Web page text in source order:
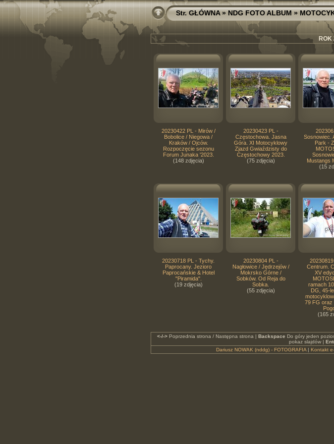
Str. GŁÓWNA»NDG FOTO ALBUM»
ROK
20230422 PL - Mirów /
Bobolice / Niegowa /
Kraków / Ojców.
Rozpoczęcie sezonu
Forum Junaka '2023.
(148 zdjęcia)
20230423 PL -
Częstochowa. Jasna
Góra. XI Motocyklowy
Zjazd Gwiaździsty do
Częstochowy 2023.
(75 zdjęcia)
Sosnowiec.
Park -
Mustangs
(15
20230718 PL - Tychy.
Paprocany. Jezioro
Paprocańskie & Hotel
"Piramida".
(19 zdjęcia)
20230804 PL -
Nagłowice / Jędrzejów /
Mokrsko Górne /
Sobków. Od Reja do
Sobka.
(55 zdjęcia)
20230819
Centrum.
XV
ramach
DG, 45-
79 FG oraz
(165
<-/->Poprzednia strona / Następna strona | Backspace Do góry jeden
pokaz slajdów |
Dariusz NOWAK (nddg) - FOTOGRAFIA | Kontakt